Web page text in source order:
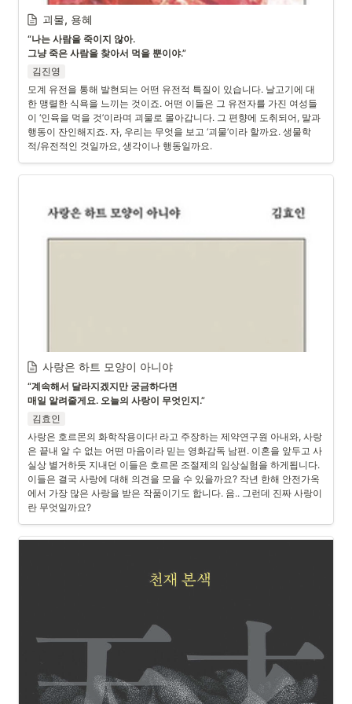
괴물, 용혜
“나는 사람을 죽이지 않아.
그냥 죽은 사람을 찾아서 먹을 뿐이야.”
김진영
모계 유전을 통해 발현되는 어떤 유전적 특질이 있습니다. 날고기에 대
한 맹렬한 식욕을 느끼는 것이죠. 어떤 이들은 그 유전자를 가진 여성들
이 ‘인육을 먹을 것’이라며 괴물로 몰아갑니다. 그 편향에 도취되어, 말과
행동이 잔인해지죠. 자, 우리는 무엇을 보고 ‘괴물’이라 할까요. 생물학
적/유전적인 것일까요, 생각이나 행동일까요.
사랑은 하트 모양이 아니야
“계속해서 달라지겠지만 궁금하다면
매일 알려줄게요. 오늘의 사랑이 무엇인지.”
김효인
사랑은 호르몬의 화학작용이다! 라고 주장하는 제약연구원 아내와, 사랑
은 끝내 알 수 없는 어떤 마음이라 믿는 영화감독 남편. 이혼을 앞두고 사
실상 별거하듯 지내던 이들은 호르몬 조절제의 임상실험을 하게됩니다.
이들은 결국 사랑에 대해 의견을 모을 수 있을까요? 작년 한해 안전가옥
에서 가장 많은 사랑을 받은 작품이기도 합니다. 음.. 그런데 진짜 사랑이
란 무엇일까요?